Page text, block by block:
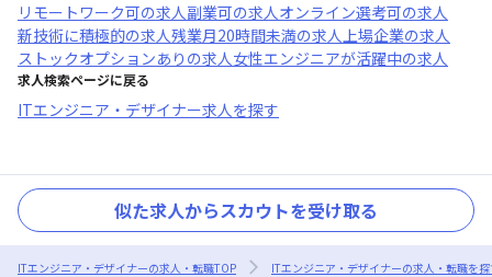
リモートワーク可の求人副業可の求人オンライン選考可の求人
新技術に積極的の求人残業月20時間未満の求人上場企業の求人
ストックオプションあり の求人女性エンジニアが活躍中の求人
求人検索ページに戻る
ITエンジニア・デザイナー求人を探す
似た求人からスカウトを受け取る
ITエンジニア・デザイナーの求人・転職TOP ITエンジニア・デザイナーの求人・転職を